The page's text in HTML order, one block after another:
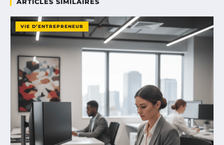
ARTICLES SIMILAIRES
VIE D’ENTREPRENEUR